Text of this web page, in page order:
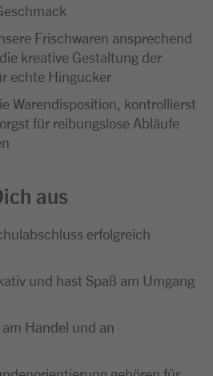
Frischwaren ansprechend
kreative Gestaltung der
echte Hingucker
Warendisposition, kontrollierst
für reibungslose Abläufe
aus
erfolgreich
und hast Spaß am Umgang
Handel und an